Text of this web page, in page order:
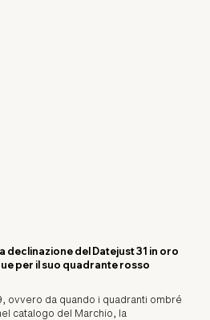
declinazione del Datejust 31 in oro
per il suo quadrante rosso
ovvero da quando i quadranti ombré
catalogo del Marchio, la